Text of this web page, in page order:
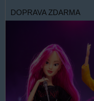
DOPRAVA ZDARMA